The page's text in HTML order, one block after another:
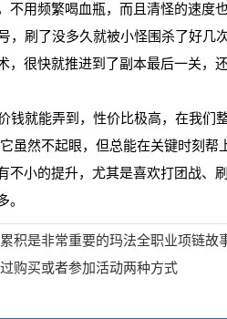
不用频繁喝血瓶，而且清怪的速度
，刷了没多久就被小怪围杀了好几
，很快就推进到了副本最后一关，
钱就能弄到，性价比极高，在我们
虽然不起眼，但总能在关键时刻帮
不小的提升，尤其是喜欢打团战、
。
积是非常重要的玛法全职业项链故
购买或者参加活动两种方式